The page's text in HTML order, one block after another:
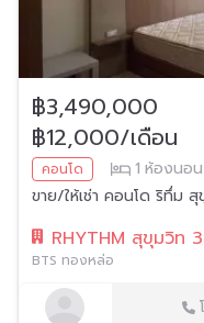
฿3,490,000
฿12,000/เดือน
คอนโด 1 ห้องนอน
ขาย/ให้เช่า คอนโด ริทึ่ม
RHYTHM สุขุมวิท
BTS ทองหล่อ